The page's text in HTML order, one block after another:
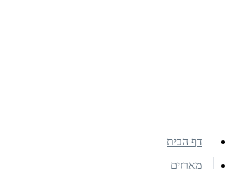
דף הבית
מארזים